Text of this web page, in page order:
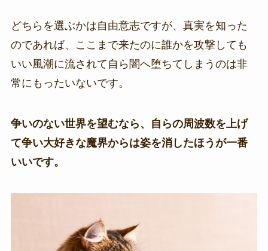
どちらを選ぶかは自由意志ですが、真実を知った
のであれば、ここまで来たのに誰かを攻撃しても
いい風潮に流されて自ら闇へ堕ちてしまうのは非
常にもったいないです。
争いのない世界を望むなら、自らの周波数を上げ
て争い大好きな魔界からは姿を消したほうが一番
いいです。